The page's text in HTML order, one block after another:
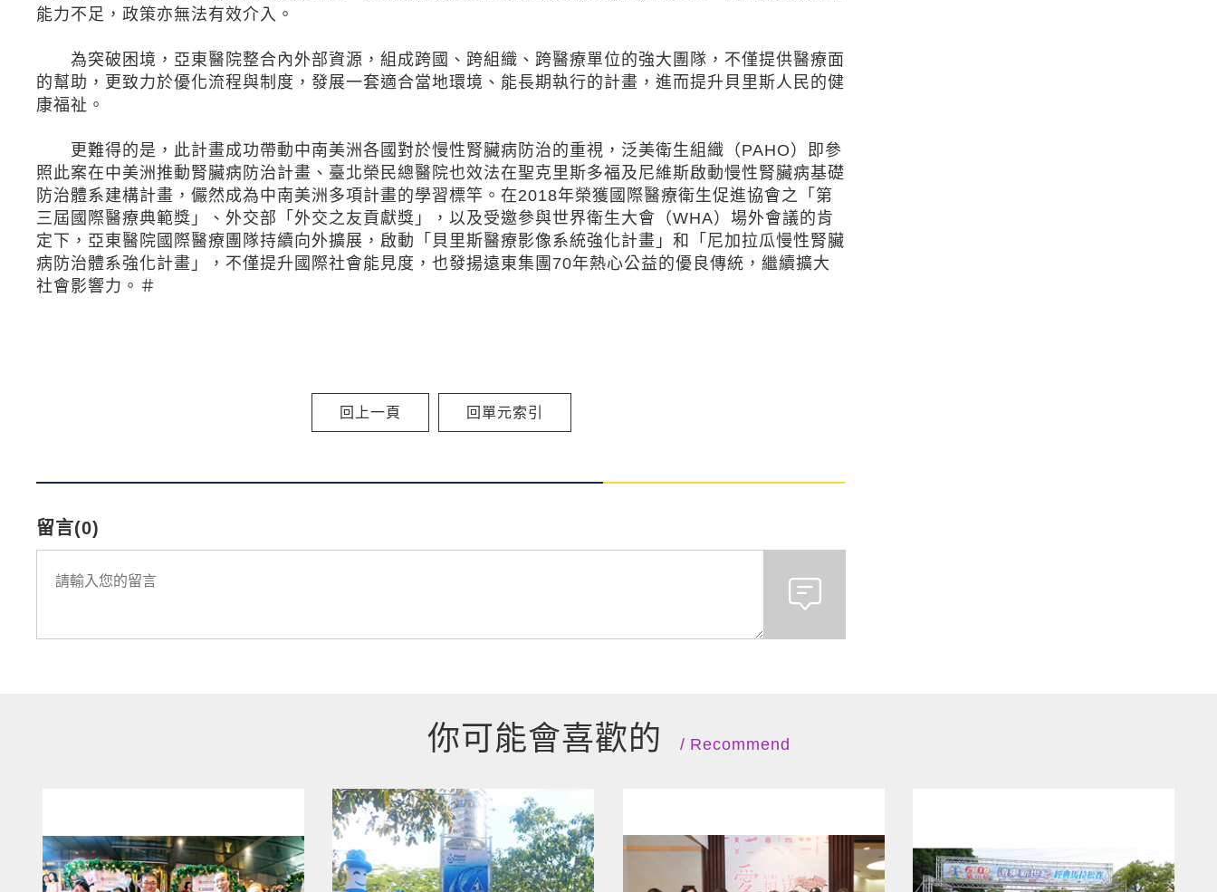
能力不足，政策亦無法有效介入。
為突破困境，亞東醫院整合內外部資源，組成跨國、跨組織、跨醫療單位的強大團隊，不僅提供醫療面
的幫助，更致力於優化流程與制度，發展一套適合當地環境、能長期執行的計畫，進而提升貝里斯人民的健
康福祉。
更難得的是，此計畫成功帶動中南美洲各國對於慢性腎臟病防治的重視，泛美衛生組織（PAHO）即參
照此案在中美洲推動腎臟病防治計畫、臺北榮民總醫院也效法在聖克里斯多福及尼維斯啟動慢性腎臟病基礎
防治體系建構計畫，儼然成為中南美洲多項計畫的學習標竿。在2018年榮獲國際醫療衛生促進協會之「第
三屆國際醫療典範獎」、外交部「外交之友貢獻獎」，以及受邀參與世界衛生大會（WHA）場外會議的肯
定下，亞東醫院國際醫療團隊持續向外擴展，啟動「貝里斯醫療影像系統強化計畫」和「尼加拉瓜慢性腎臟
病防治體系強化計畫」，不僅提升國際社會能見度，也發揚遠東集團70年熱心公益的優良傳統，繼續擴大
社會影響力。＃
回上一頁 回單元索引
留言(0)
你可能會喜歡的 Recommend